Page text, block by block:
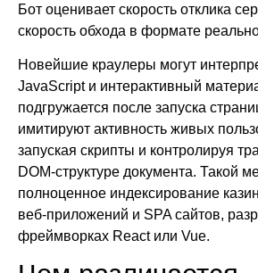
Бот оценивает скорость отклика
скорость обхода в формате
Новейшие краулеры могут
JavaScript и интерактивный
подгружается после запуска
имитируют активность живых
запуская скрипты и контролируя
DOM-структуре документа. Такой
полноценное индексирование
веб-приложений и SPA сайтов,
фреймворках React или Vue.